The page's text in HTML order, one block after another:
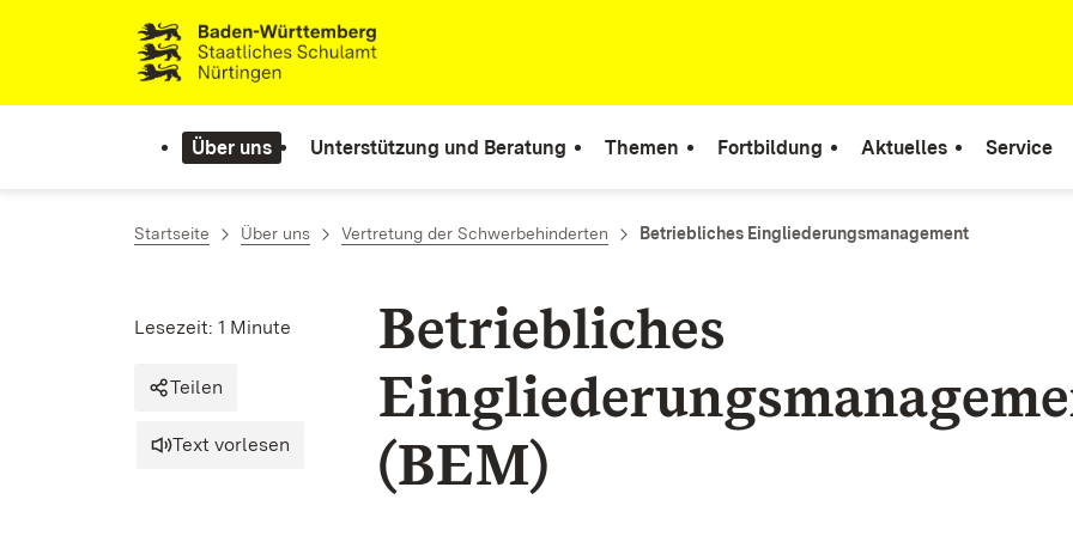
Zum Inhalt springen
Link zur Startseite
Über uns Unterstützung und Beratung Themen Fortbildung Aktuelles Service
Startseite Über uns Vertretung der Schwerbehinderten Betriebliches Eingliederungsmanagement
Betriebliches
(BEM)
Lesezeit: 1 Minute
Teilen
Text vorlesen